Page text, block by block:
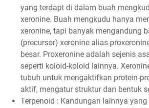
yang terdapt di dalam buah
xeronine. Buah mengkudu hanya
xeronine, tapi banyak mengandung
(precursor) xeronine alias
besar. Proxeronine adalah sejenis
seperti koloid-koloid lainnya.
tubuh untuk mengaktifkan protein-
aktif, mengatur struktur dan bentuk
Terpenoid : Kandungan lainnya